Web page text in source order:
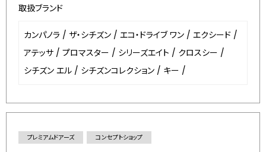
取扱ブランド
カンパノラ / ザ・シチズン / エコ・ドライブ ワン / エクシード /
アテッサ / プロマスター / シリーズエイト / クロスシー /
シチズン エル / シチズンコレクション / キー /
プレミアムドアーズ コンセプトショップ